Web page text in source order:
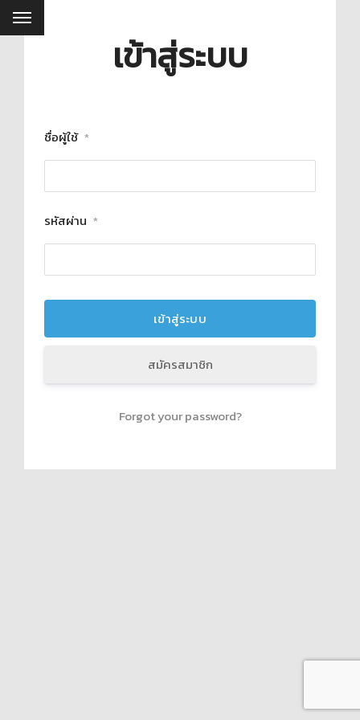
เข้าสู่ระบบ
ชื่อผู้ใช้ *
รหัสผ่าน *
สมัครสมาชิก
Forgot your password?